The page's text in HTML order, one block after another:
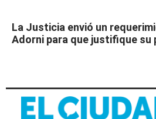
La Justicia envió un
Adorni para que justifique su